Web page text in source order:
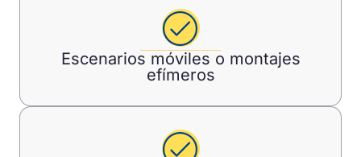
Escenarios móviles o montajes
efímeros